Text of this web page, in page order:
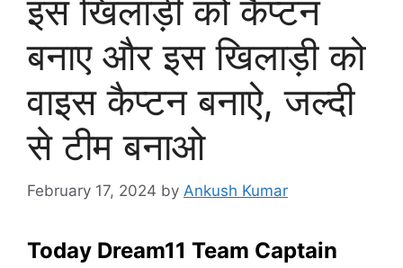
इस खिलाड़ी को कैप्टन
बनाए और इस खिलाड़ी को
वाइस कैप्टन बनाऐ, जल्दी
से टीम बनाओ
February 17, 2024 by Ankush Kumar
Today Dream11 Team Captain